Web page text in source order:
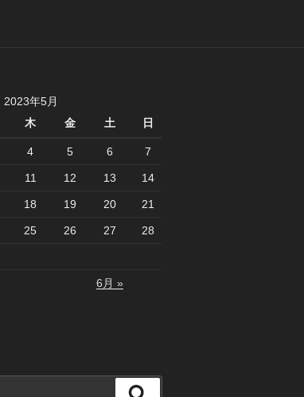
2023年5月
木 金 土 日
4 5 6 7
11 12 13 14
18 19 20 21
25 26 27 28
6月 »